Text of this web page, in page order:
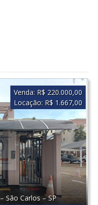
–São Carlos –SP
Venda: R$ 220.000,00
Locação: R$ 1.667,00